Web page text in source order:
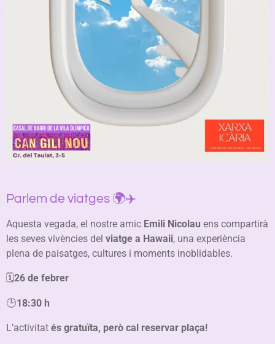
Parlem de viatges 🌍✈️
Aquesta vegada, el nostre amic Emili Nicolau ens compartirà
les seves vivències del viatge a Hawaii, una experiència
plena de paisatges, cultures i moments inoblidables.
🗓️26 de febrer
🕒18:30 h
L’activitat és gratuïta, però cal reservar plaça!